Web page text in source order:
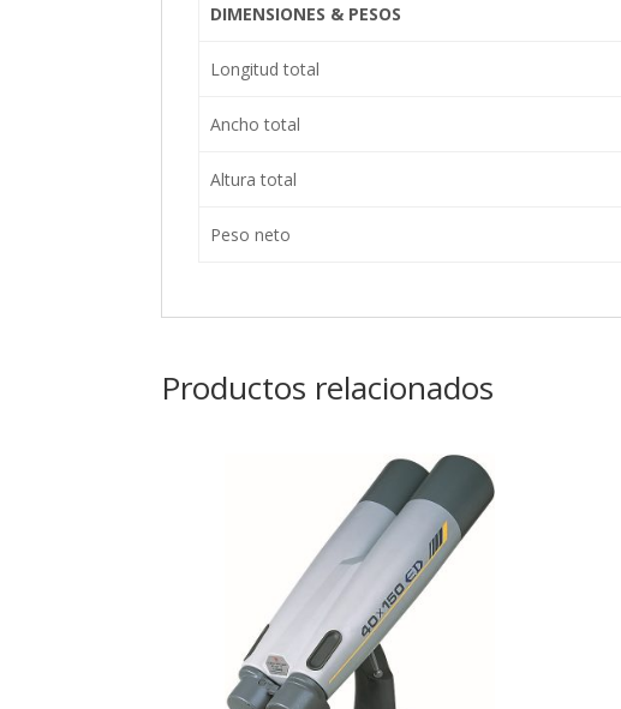
DIMENSIONES & PESOS
Longitud total
Ancho total
Altura total
Peso neto
Productos relacionados